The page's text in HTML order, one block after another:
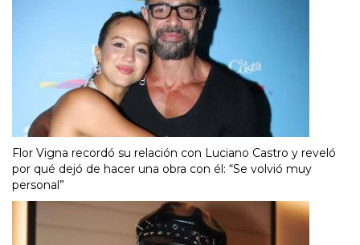
Flor Vigna recordó su relación con Luciano Castro y reveló
por qué dejó de hacer una obra con él: “Se volvió muy
personal”